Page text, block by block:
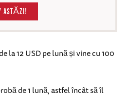
ASTĂZI!
la 12 USD pe lună și vine cu 100
de 1 lună, astfel încât să îl